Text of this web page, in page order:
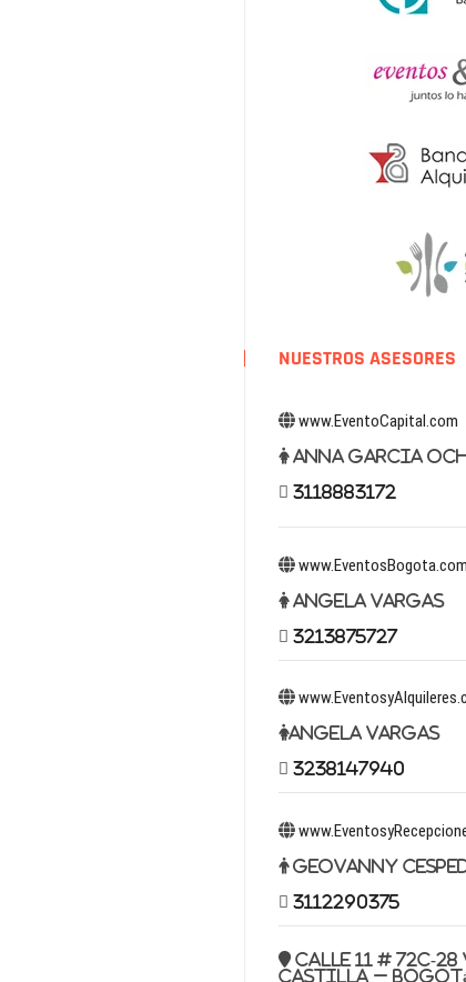
NUESTROS ASESORES
www.EventoCapital.com
Anna Garcia
3118883172
www.EventosBogota.com
Angela Vargas
3213875727
Angela Vargas
3238147940
Geovanny
3112290375
Calle 11 # 72c-
Castilla –